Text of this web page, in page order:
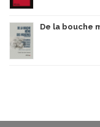
De la bouche